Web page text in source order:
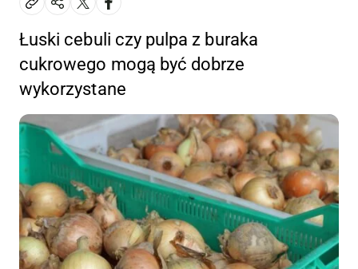
Łuski cebuli czy pulpa z buraka
cukrowego mogą być dobrze
wykorzystane